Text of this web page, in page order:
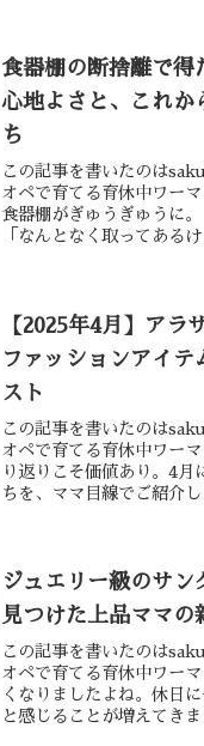
食器棚の断捨離で得
心地よさと、これ
ち
この記事を書いたのは
オペで育てる育休中ワー
食器棚がぎゅうぎゅうに
「なんとなく取ってある
【2025年4月】アラ
ファッションアイテ
スト
この記事を書いたのは
オペで育てる育休中ワー
り返りこそ価値あり。4
ちを、ママ目線でご紹介
ジュエリー級のサ
見つけた上品ママの
この記事を書いたのは
オペで育てる育休中ワー
くなりましたよね。休日
と感じることが増えてき